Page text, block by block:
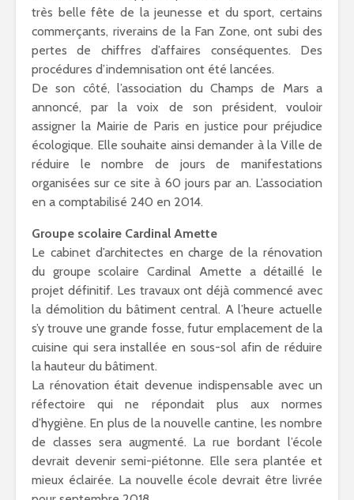
très belle fête de la jeunesse et du sport, certains
commerçants, riverains de la Fan Zone, ont subi des
pertes de chiffres d’affaires conséquentes. Des
procédures d’indemnisation ont été lancées.
De son côté, l’association du Champs de Mars a
annoncé, par la voix de son président, vouloir
assigner la Mairie de Paris en justice pour préjudice
écologique. Elle souhaite ainsi demander à la Ville de
réduire le nombre de jours de manifestations
organisées sur ce site à 60 jours par an. L’association
en a comptabilisé 240 en 2014.
Groupe scolaire Cardinal Amette
Le cabinet d’architectes en charge de la rénovation
du groupe scolaire Cardinal Amette a détaillé le
projet définitif. Les travaux ont déjà commencé avec
la démolition du bâtiment central. A l’heure actuelle
s’y trouve une grande fosse, futur emplacement de la
cuisine qui sera installée en sous-sol afin de réduire
la hauteur du bâtiment.
La rénovation était devenue indispensable avec un
réfectoire qui ne répondait plus aux normes
d’hygiène. En plus de la nouvelle cantine, les nombre
de classes sera augmenté. La rue bordant l’école
devrait devenir semi-piétonne. Elle sera plantée et
mieux éclairée. La nouvelle école devrait être livrée